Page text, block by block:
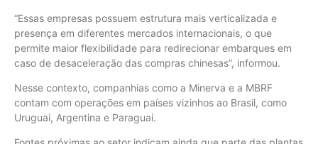
“Essas empresas possuem estrutura mais verticalizada e
presença em diferentes mercados internacionais, o que
permite maior flexibilidade para redirecionar embarques em
caso de desaceleração das compras chinesas”, informou.
Nesse contexto, companhias como a Minerva e a MBRF
contam com operações em países vizinhos ao Brasil, como
Uruguai, Argentina e Paraguai.